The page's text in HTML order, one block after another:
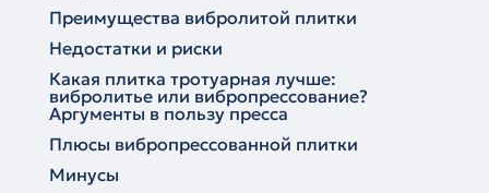
Преимущества вибролитой плитки
Недостатки и риски
Какая плитка тротуарная лучше:
вибролитье или вибропрессование?
Аргументы в пользу пресса
Плюсы вибропрессованной плитки
Минусы